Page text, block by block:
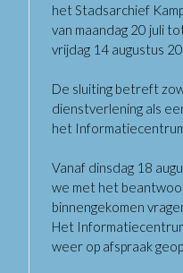
het Stadsarchief
van maandag 20 juli
vrijdag 14 augustus
De sluiting betreft
dienstverlening als
het
Vanaf dinsdag 18
we met het
binnengekomen
Het
weer op afspraak